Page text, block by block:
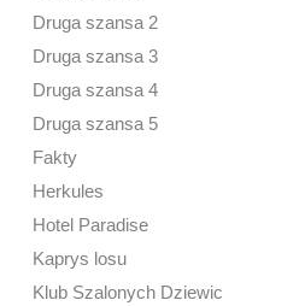
Druga szansa 2
Druga szansa 3
Druga szansa 4
Druga szansa 5
Fakty
Herkules
Hotel Paradise
Kaprys losu
Klub Szalonych Dziewic